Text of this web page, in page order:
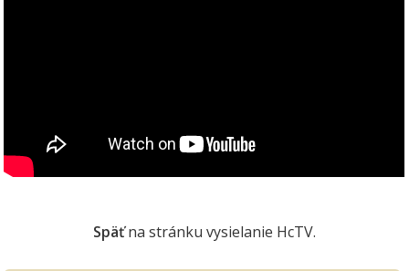
Späťna stránku vysielanie HcTV.